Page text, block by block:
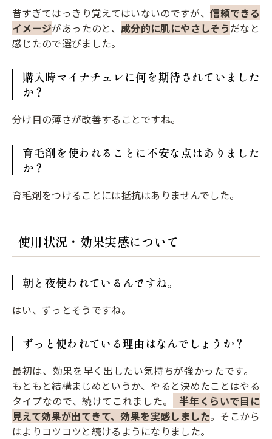
昔すぎてはっきり覚えてはいないのですが、信頼できる
イメージがあったのと、 成分的に肌にやさしそうだなと
感じたので選びました。
購入時マイナチュレに何を期待されていました
か？
分け目の薄さが改善することですね。
育毛剤を使われることに不安な点はありました
か？
育毛剤をつけることには抵抗はありませんでした。
使用状況・効果実感について
朝と夜使われているんですね。
はい、ずっとそうですね。
ずっと使われている理由はなんでしょうか？
最初は、効果を早く出したい気持ちが強かったです。
もともと結構まじめというか、やると決めたことはやる
タイプなので、続けてこれました。
半年くらいで目に
見えて効果が出てきて、効果を実感しました。そこから
はよりコツコツと続けるようになりました。